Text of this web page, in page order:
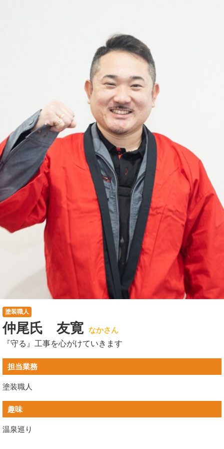
塗装職人
仲尾氏 友寛 なかさん
『守る』工事を心がけていきます
担当業務
塗装職人
趣味
温泉巡り